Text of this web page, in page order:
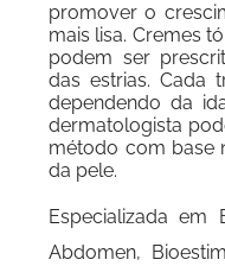
promover o
mais lisa. Cremes
podem ser
das estrias. Cada
dependendo da
dermatologista
método com base
da pele.
Especializada em
Abdomen,